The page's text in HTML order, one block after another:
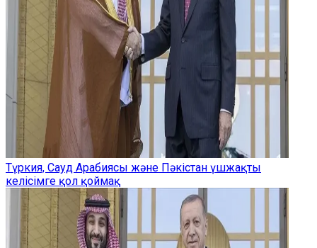
Түркия, Сауд Арабиясы және Пәкістан үшжақты
келісімге қол қоймақ